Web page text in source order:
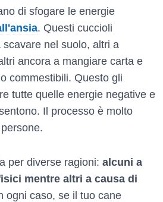
di sfogare le energie
. Questi cuccioli
nel suolo, altri a
ancora a mangiare carta e
commestibili. Questo gli
tutte quelle energie negative e
Il processo è molto
per diverse ragioni: alcuni a
mentre altri a causa di
ogni caso, se il tuo cane